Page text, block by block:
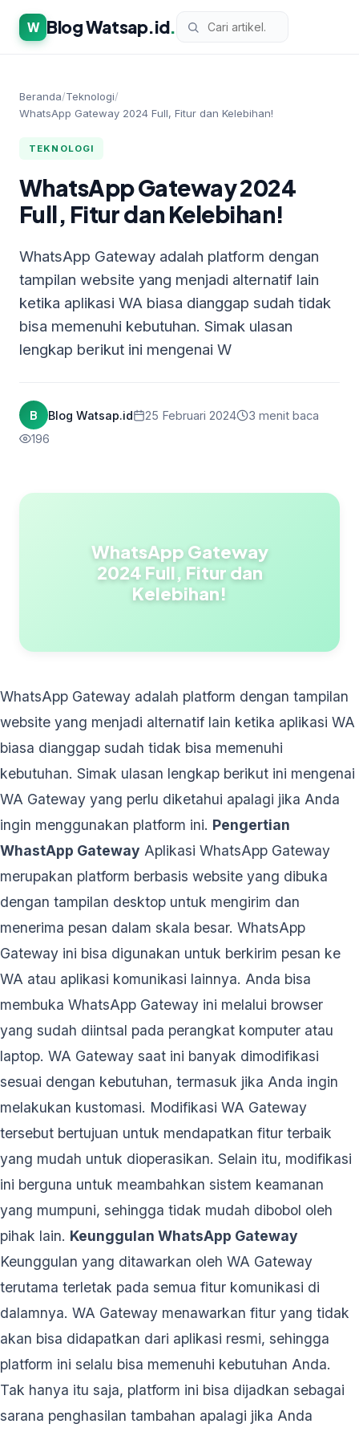
W Blog Watsap.id.
Beranda/Teknologi/
WhatsApp Gateway 2024 Full, Fitur dan Kelebihan!
TEKNOLOGI
WhatsApp Gateway 2024
Full, Fitur dan Kelebihan!
WhatsApp Gateway adalah platform dengan
tampilan website yang menjadi alternatif lain
ketika aplikasi WA biasa dianggap sudah tidak
bisa memenuhi kebutuhan. Simak ulasan
lengkap berikut ini mengenai W
B Blog Watsap.id 25 Februari 2024
3 menit baca
196
WhatsApp Gateway
2024 Full, Fitur dan
Kelebihan!
WhatsApp Gateway adalah platform dengan tampilan
website yang menjadi alternatif lain ketika aplikasi WA
biasa dianggap sudah tidak bisa memenuhi
kebutuhan. Simak ulasan lengkap berikut ini mengenai
WA Gateway yang perlu diketahui apalagi jika Anda
ingin menggunakan platform ini. Pengertian
WhastApp Gateway Aplikasi WhatsApp Gateway
merupakan platform berbasis website yang dibuka
dengan tampilan desktop untuk mengirim dan
menerima pesan dalam skala besar. WhatsApp
Gateway ini bisa digunakan untuk berkirim pesan ke
WA atau aplikasi komunikasi lainnya. Anda bisa
membuka WhatsApp Gateway ini melalui browser
yang sudah diintsal pada perangkat komputer atau
laptop. WA Gateway saat ini banyak dimodifikasi
sesuai dengan kebutuhan, termasuk jika Anda ingin
melakukan kustomasi. Modifikasi WA Gateway
tersebut bertujuan untuk mendapatkan fitur terbaik
yang mudah untuk dioperasikan. Selain itu, modifikasi
ini berguna untuk meambahkan sistem keamanan
yang mumpuni, sehingga tidak mudah dibobol oleh
pihak lain. Keunggulan WhatsApp Gateway
Keunggulan yang ditawarkan oleh WA Gateway
terutama terletak pada semua fitur komunikasi di
dalamnya. WA Gateway menawarkan fitur yang tidak
akan bisa didapatkan dari aplikasi resmi, sehingga
platform ini selalu bisa memenuhi kebutuhan Anda.
Tak hanya itu saja, platform ini bisa dijadkan sebagai
sarana penghasilan tambahan apalagi jika Anda